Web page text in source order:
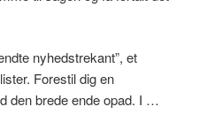
nyhedstrekant”, et
Forestil dig en
den brede ende opad. I …